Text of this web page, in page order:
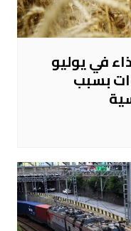
في يوليو
منذ 3 سنوات بسبب